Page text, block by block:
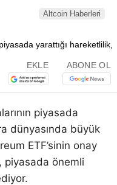
Altcoin Haberleri
EKLE ABONE OL
piyasada
dünyasında büyük
ETF’sinin onay
piyasada önemli